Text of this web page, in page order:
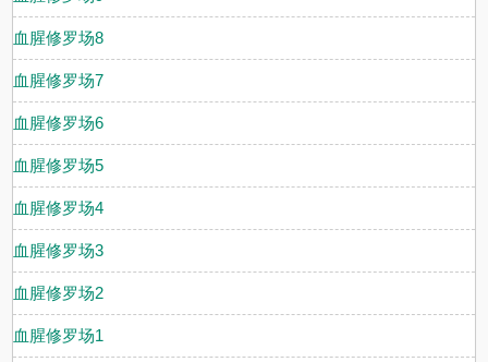
血腥修罗场8
血腥修罗场7
血腥修罗场6
血腥修罗场5
血腥修罗场4
血腥修罗场3
血腥修罗场2
血腥修罗场1